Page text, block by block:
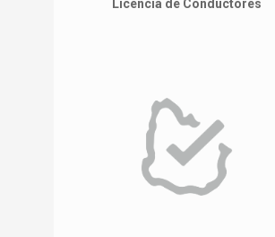
Licencia de Conductores